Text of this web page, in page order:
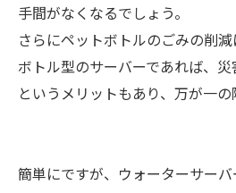
手間がなくなるでしょう。
さらにペットボトルのごみの削減
ボトル型のサーバーであれば、
というメリットもあり、万が一の
簡単にですが、ウォーターサー